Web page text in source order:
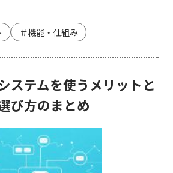
＃機能・仕組み
ステムを使うメリットと
び方のまとめ